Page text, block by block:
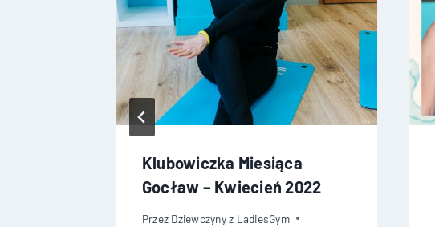
Klubowiczka Miesiąca
Gocław – Kwiecień 2022
Przez Dziewczyny z LadiesGym